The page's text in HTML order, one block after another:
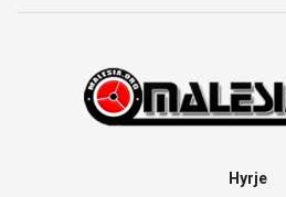
Hyrje